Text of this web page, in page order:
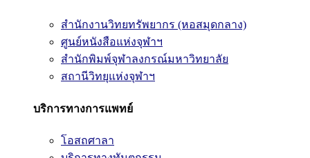
สำนักงานวิทยทรัพยากร (หอสมุดกลาง)
ศูนย์หนังสือแห่งจุฬาฯ
สำนักพิมพ์จุฬาลงกรณ์มหาวิทยาลัย
สถานีวิทยุแห่งจุฬาฯ
บริการทางการแพทย์
โอสถศาลา